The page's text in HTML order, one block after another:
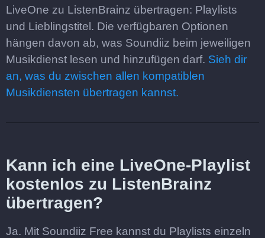
LiveOne zu ListenBrainz übertragen: Playlists
und Lieblingstitel. Die verfügbaren Optionen
hängen davon ab, was Soundiiz beim jeweiligen
Musikdienst lesen und hinzufügen darf. Sieh dir
an, was du zwischen allen kompatiblen
Musikdiensten übertragen kannst.
Kann ich eine LiveOne-Playlist
kostenlos zu ListenBrainz
übertragen?
Ja. Mit Soundiiz Free kannst du Playlists einzeln